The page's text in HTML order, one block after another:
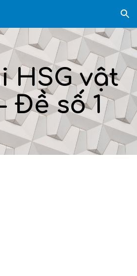
Skip to navigation
HSG vật
Đề số 1